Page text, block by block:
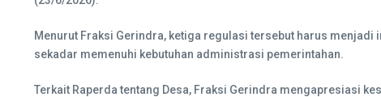
Menurut Fraksi Gerindra, ketiga regulasi tersebut harus
sekadar memenuhi kebutuhan administrasi pemerintahan.
Terkait Raperda tentang Desa, Fraksi Gerindra mengapresiasi